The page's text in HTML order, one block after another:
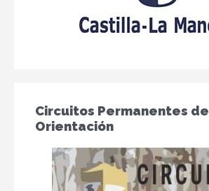
Circuitos Permanentes de
Orientación